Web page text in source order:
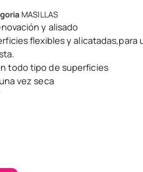
MASILLAS
y alisado
flexibles y alicatadas,para
todo tipo de superficies
vez seca